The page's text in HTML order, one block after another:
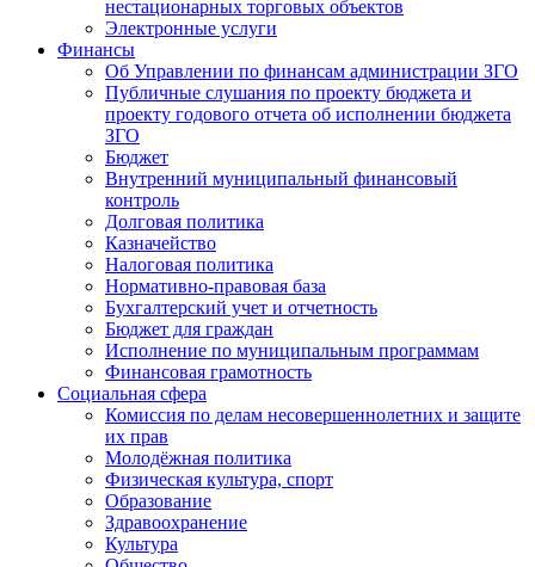
нестационарных торговых объектов
Электронные услуги
Финансы
Об Управлении по финансам администрации ЗГО
Публичные слушания по проекту бюджета и
проекту годового отчета об исполнении бюджета
ЗГО
Бюджет
Внутренний муниципальный финансовый
контроль
Долговая политика
Казначейство
Налоговая политика
Нормативно-правовая база
Бухгалтерский учет и отчетность
Бюджет для граждан
Исполнение по муниципальным программам
Финансовая грамотность
Социальная сфера
Комиссия по делам несовершеннолетних и защите
их прав
Молодёжная политика
Физическая культура, спорт
Образование
Здравоохранение
Культура